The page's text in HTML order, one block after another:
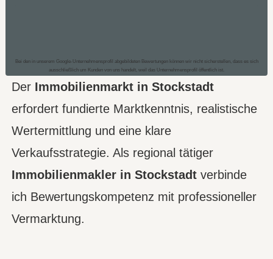
Bei den in unserem Google-Unternehmensprofil abgebildeten Bewertungen können wir nicht sicherstellen, dass es sich
ausschließlich um Kunden von uns handelt, weil das Unternehmensprofil öffentlich ist.
Der Immobilienmarkt in Stockstadt
erfordert fundierte Marktkenntnis, realistische
Wertermittlung und eine klare
Verkaufsstrategie. Als regional tätiger
Immobilienmakler in Stockstadtverbinde
ich Bewertungskompetenz mit professioneller
Vermarktung.